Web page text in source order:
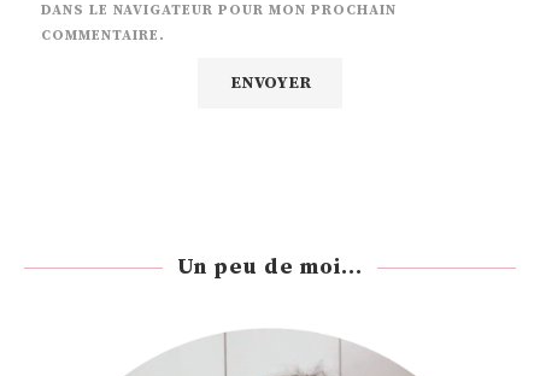
DANS LE NAVIGATEUR POUR MON PROCHAIN
COMMENTAIRE.
Un peu de moi...